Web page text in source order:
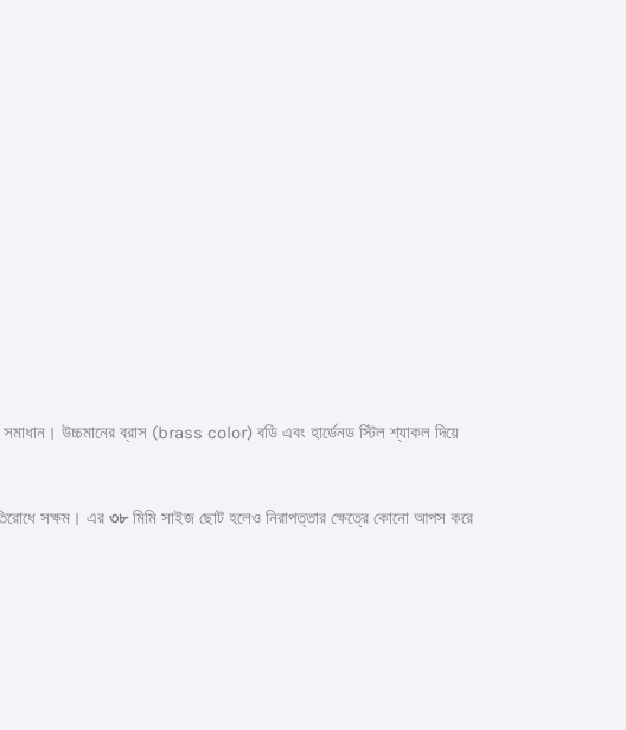
উচ্চমানের ব্রাস (brass color) বডি এবং হার্ডেনড স্টিল শ্যাকল দিয়ে
সক্ষম। এর ৩৮মিমি সাইজ ছোট হলেও নিরাপত্তার ক্ষেত্রে কোনো আপস করে